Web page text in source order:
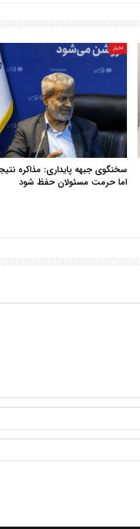
اخبار
سخنگوی جبهه پایداری: مذاکره
اما حرمت مسئولان حفظ شود